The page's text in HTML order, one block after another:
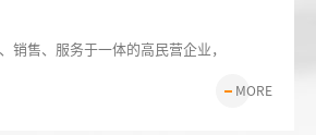
销售、服务于一体的高民营企业，
MORE